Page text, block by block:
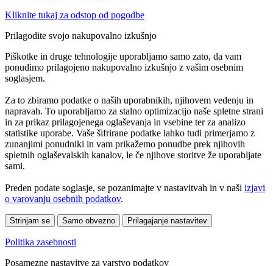
Kliknite tukaj za odstop od pogodbe
Prilagodite svojo nakupovalno izkušnjo
Piškotke in druge tehnologije uporabljamo samo zato, da vam
ponudimo prilagojeno nakupovalno izkušnjo z vašim osebnim
soglasjem.
Za to zbiramo podatke o naših uporabnikih, njihovem vedenju in
napravah. To uporabljamo za stalno optimizacijo naše spletne strani
in za prikaz prilagojenega oglaševanja in vsebine ter za analizo
statistike uporabe. Vaše šifrirane podatke lahko tudi primerjamo z
zunanjimi ponudniki in vam prikažemo ponudbe prek njihovih
spletnih oglaševalskih kanalov, le če njihove storitve že uporabljate
sami.
Preden podate soglasje, se pozanimajte v nastavitvah in v naši izjavi
o varovanju osebnih podatkov.
Strinjam se Samo obvezno Prilagajanje nastavitev
Politika zasebnosti
Posamezne nastavitve za varstvo podatkov